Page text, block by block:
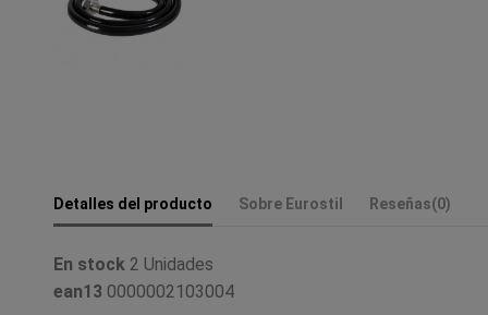
Detalles del producto Sobre Eurostil Reseñas(0)
En stock 2 Unidades
ean13 0000002103004